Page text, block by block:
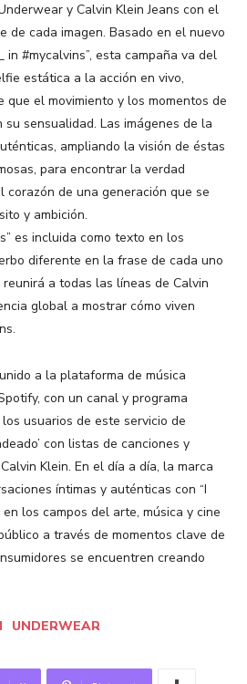
y Calvin Klein Jeans con el
de cada imagen. Basado en el nuevo
in #mycalvins”, esta campaña va del
estática a la acción en vivo,
que el movimiento y los momentos de
sensualidad. Las imágenes de la
ampliando la visión de éstas
para encontrar la verdad
corazón de una generación que se
y ambición.
es incluida como texto en los
diferente en la frase de cada uno
a todas las líneas de Calvin
global a mostrar cómo viven
a la plataforma de música
con un canal y programa
usuarios de este servicio de
con listas de canciones y
Klein. En el día a día, la marca
íntimas y auténticas con “I
en los campos del arte, música y cine
a través de momentos clave de
se encuentren creando
UNDERWEAR